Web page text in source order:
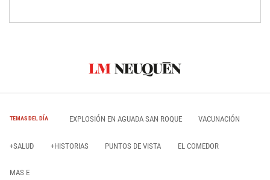
TEMAS DEL DÍA EXPLOSIÓN EN AGUADA SAN ROQUE VACUNACIÓN
+SALUD +HISTORIAS PUNTOS DE VISTA EL COMEDOR
MAS E